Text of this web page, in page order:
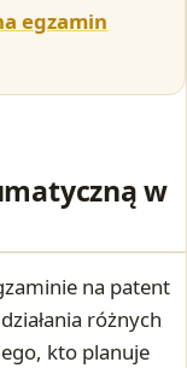
egzamin
w
na patent
różnych
kto planuje